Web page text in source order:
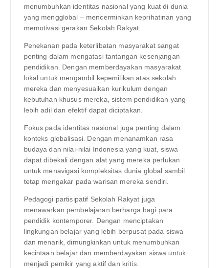
menumbuhkan identitas nasional yang kuat di dunia
yang mengglobal – mencerminkan keprihatinan yang
memotivasi gerakan Sekolah Rakyat.
Penekanan pada keterlibatan masyarakat sangat
penting dalam mengatasi tantangan kesenjangan
pendidikan. Dengan memberdayakan masyarakat
lokal untuk mengambil kepemilikan atas sekolah
mereka dan menyesuaikan kurikulum dengan
kebutuhan khusus mereka, sistem pendidikan yang
lebih adil dan efektif dapat diciptakan.
Fokus pada identitas nasional juga penting dalam
konteks globalisasi. Dengan menanamkan rasa
budaya dan nilai-nilai Indonesia yang kuat, siswa
dapat dibekali dengan alat yang mereka perlukan
untuk menavigasi kompleksitas dunia global sambil
tetap mengakar pada warisan mereka sendiri.
Pedagogi partisipatif Sekolah Rakyat juga
menawarkan pembelajaran berharga bagi para
pendidik kontemporer. Dengan menciptakan
lingkungan belajar yang lebih berpusat pada siswa
dan menarik, dimungkinkan untuk menumbuhkan
kecintaan belajar dan memberdayakan siswa untuk
menjadi pemikir yang aktif dan kritis.